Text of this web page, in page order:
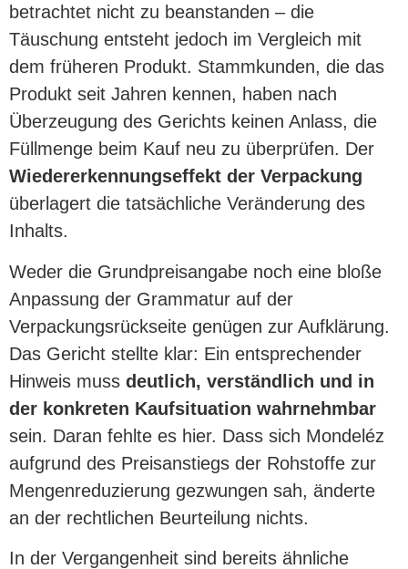
betrachtet nicht zu beanstanden – die
Täuschung entsteht jedoch im Vergleich mit
dem früheren Produkt. Stammkunden, die das
Produkt seit Jahren kennen, haben nach
Überzeugung des Gerichts keinen Anlass, die
Füllmenge beim Kauf neu zu überprüfen. Der
Wiedererkennungseffekt der Verpackung
überlagert die tatsächliche Veränderung des
Inhalts.
Weder die Grundpreisangabe noch eine bloße
Anpassung der Grammatur auf der
Verpackungsrückseite genügen zur Aufklärung.
Das Gericht stellte klar: Ein entsprechender
Hinweis muss deutlich, verständlich und in
der konkreten Kaufsituation wahrnehmbar
sein. Daran fehlte es hier. Dass sich Mondeléz
aufgrund des Preisanstiegs der Rohstoffe zur
Mengenreduzierung gezwungen sah, änderte
an der rechtlichen Beurteilung nichts.
In der Vergangenheit sind bereits ähnliche